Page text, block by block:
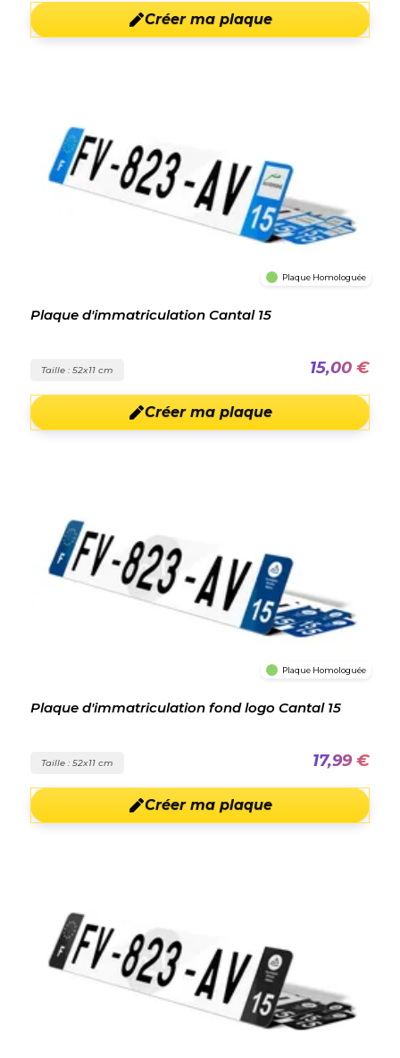
Créer ma plaque
Plaque Homologuée
Plaque d'immatriculation Cantal 15
Taille : 52x11 cm 15,00 €
Créer ma plaque
Plaque Homologuée
Plaque d'immatriculation fond logo Cantal 15
Taille : 52x11 cm 17,99 €
Créer ma plaque